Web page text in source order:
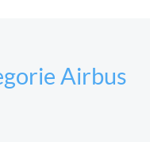
Airbus